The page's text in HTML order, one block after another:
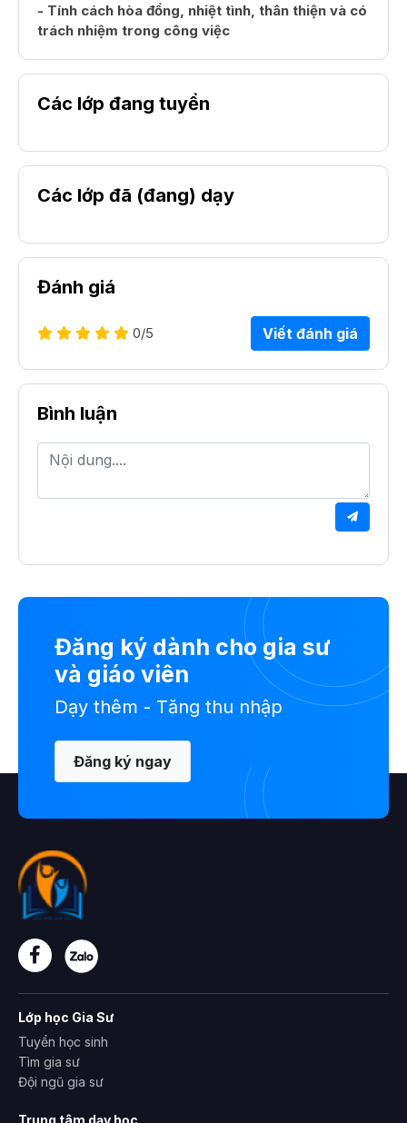
- Tính cách hòa đồng, nhiệt tình, thân thiện và có
trách nhiệm trong công việc
Các lớp đang tuyển
Các lớp đã (đang) dạy
Đánh giá
0/5 Viết đánh giá
Bình luận
Đăng ký dành cho gia sư
và giáo viên
Dạy thêm - Tăng thu nhập
Đăng ký ngay
Lớp học Gia Sư
Tuyển học sinh
Tìm gia sư
Đội ngũ gia sư
Trung tâm dạy học